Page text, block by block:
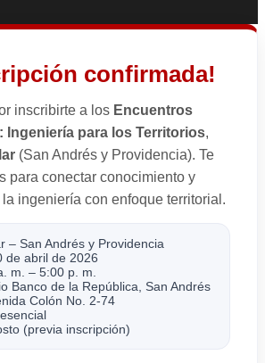
confirmada!
inscribirte a los Encuentros
Ingeniería para los Territorios,
(San Andrés y Providencia). Te
para conectar conocimiento y
ingeniería con enfoque territorial.
– San Andrés y Providencia
de abril de 2026
m. – 5:00 p. m.
Banco de la República, San Andrés
Colón No. 2-74
(previa inscripción)